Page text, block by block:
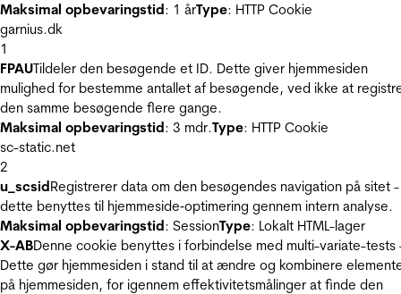
Maksimal opbevaringstid: 1 årType: HTTP Cookie
garnius.dk
1
FPAUTildeler den besøgende et ID. Dette giver hjemmesiden
mulighed for bestemme antallet af besøgende, ved ikke at
den samme besøgende flere gange.
Maksimal opbevaringstid: 3 mdr.Type: HTTP Cookie
sc-static.net
2
u_scsidRegistrerer data om den besøgendes navigation på sitet -
dette benyttes til hjemmeside‐optimering gennem intern analyse.
Maksimal opbevaringstid: SessionType: Lokalt HTML-lager
X-ABDenne cookie benyttes i forbindelse med multi-variate-tests
Dette gør hjemmesiden i stand til at ændre og kombinere
på hjemmesiden, for igennem effektivitetsmålinger at finde den